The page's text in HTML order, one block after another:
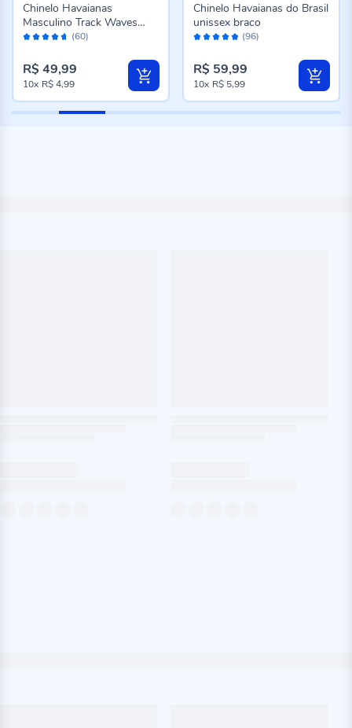
Avaliação: (60)
Chinelo Havaianas
Masculino Track Waves
Preto
R$ 49,99
10x R$ 4,99
Avaliação: (96)
Chinelo Havaianas do Brasil
unissex braco
R$ 59,99
10x R$ 5,99